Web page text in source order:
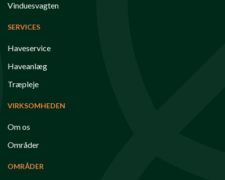
Vinduesvagten
SERVICES
Haveservice
Haveanlæg
Træpleje
VIRKSOMHEDEN
Om os
Områder
OMRÅDER